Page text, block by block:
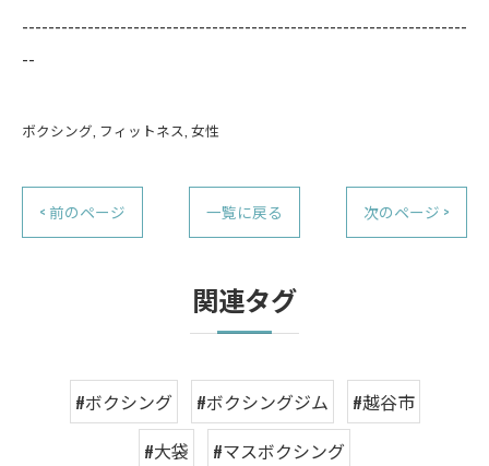
--------------------------------------------------------------------
--
ボクシング フィットネス 女性
< 前のページ 一覧に戻る 次のページ >
関連タグ
#ボクシング #ボクシングジム
#越谷市
#大袋
#マスボクシング